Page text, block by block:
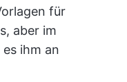
für
aber im
ihm an